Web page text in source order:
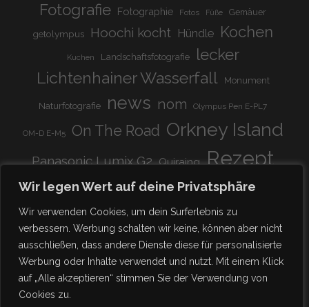
Wir legen Wert auf deine Privatsphäre
Wir verwenden Cookies, um dein Surferlebnis zu
verbessern. Werbung schalten wir keine, können aber nicht
ausschließen, dass andere Dienste diese für personalisierte
Werbung oder Inhalte verwendet und nutzt. Mit einem Klick
auf „Alle akzeptieren“ stimmen Sie der Verwendung von
Cookies zu.
Fotografie Fotographie Fotos Füße Gemäuer
getolympus Hoochi kocht Hündle Kochen
Kuchen Landschaftsfotografie lecker
Lichtenhainer Wasserfall Monument
Naturfotografie news nom Olympus Pen E-PL7
OM-D E-M5 On The Road Orkney Island
Panasonic Lumix G2 Quiraing Rezept
Rundreise schnell & einfach Scotland
Stadion super lecker Systemkamera
vegetarisch Viadukt weitnau woooohoooo!!!!
zu Hause ♥